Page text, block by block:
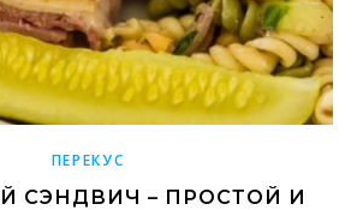
ПЕРЕКУС
СЭНДВИЧ – ПРОСТОЙ И